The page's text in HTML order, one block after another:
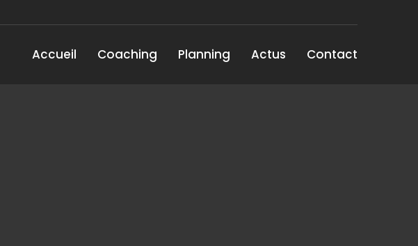
Accueil Coaching Planning Actus Contact